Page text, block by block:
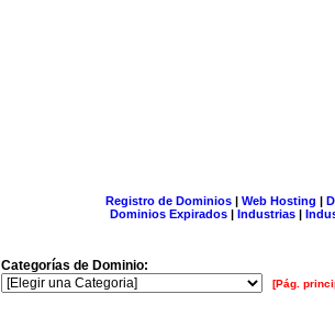
Registro de Dominios| Web Hosting |
Dominios Expirados | Industrias |
Categorías de Dominio:
[Pág.